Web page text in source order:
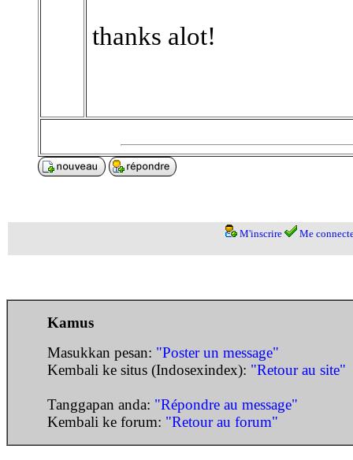
thanks alot!
M'inscrire Me
Kamus
Masukkan pesan: "Poster un message"
Kembali ke situs (Indosexindex): "Retour au site"
Tanggapan anda: "Répondre au message"
Kembali ke forum: "Retour au forum"